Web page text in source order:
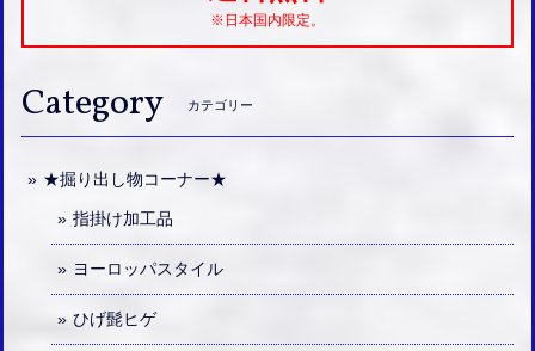
※日本国内限定。
Category カテゴリー
★掘り出し物コーナー★
指掛け加工品
ヨーロッパスタイル
ひげ髭ヒゲ